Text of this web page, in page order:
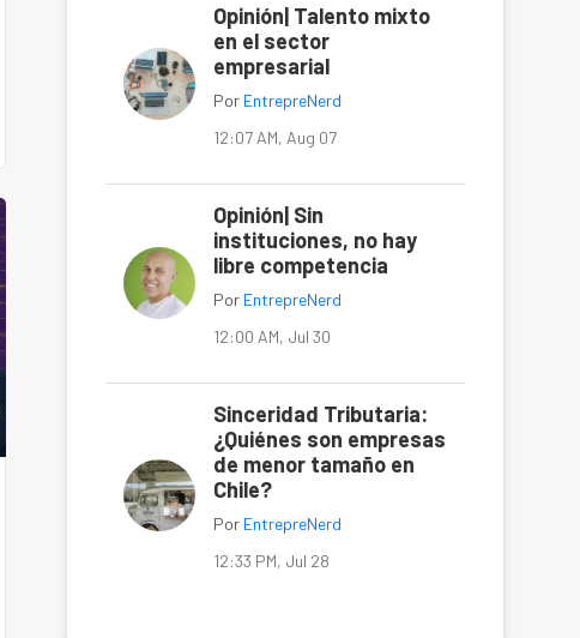
Opinión| Talento mixto
en el sector
empresarial
Por EntrepreNerd
12:07 AM, Aug 07
Opinión| Sin
instituciones, no hay
libre competencia
Por EntrepreNerd
12:00 AM, Jul 30
Sinceridad Tributaria:
¿Quiénes son empresas
de menor tamaño en
Chile?
Por EntrepreNerd
12:33 PM, Jul 28